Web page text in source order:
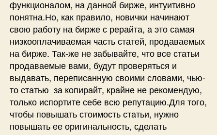
функционалом, на данной бирже, интуитивно
понятна.Но, как правило, новички начинают
свою работу на бирже с рерайта, а это самая
низкооплачиваемая часть статей, продаваемых
на бирже. Так-же не забывайте, что все статьи
продаваемые вами, будут проверяться и
выдавать, переписанную своими словами, чью-
то статью за копирайт, крайне не рекомендую,
только испортите себе всю репутацию.Для того,
чтобы повышать стоимость статьи, нужно
повышать ее оригинальность, сделать